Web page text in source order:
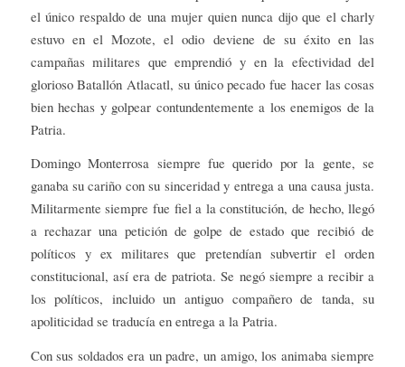
el único respaldo de una mujer quien nunca dijo que el charly
estuvo en el Mozote, el odio deviene de su éxito en las
campañas militares que emprendió y en la efectividad del
glorioso Batallón Atlacatl, su único pecado fue hacer las cosas
bien hechas y golpear contundentemente a los enemigos de la
Patria.
Domingo Monterrosa siempre fue querido por la gente, se
ganaba su cariño con su sinceridad y entrega a una causa justa.
Militarmente siempre fue fiel a la constitución, de hecho, llegó
a rechazar una petición de golpe de estado que recibió de
políticos y ex militares que pretendían subvertir el orden
constitucional, así era de patriota. Se negó siempre a recibir a
los políticos, incluido un antiguo compañero de tanda, su
apoliticidad se traducía en entrega a la Patria.
Con sus soldados era un padre, un amigo, los animaba siempre